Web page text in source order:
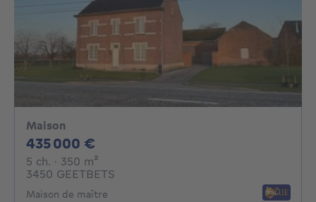
Maison
435 000 €
5 ch. 5 chambres
· 350 m²
3450 GEETBETS
Maison de maître